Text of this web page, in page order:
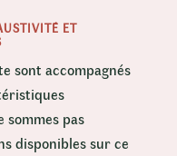
ET
sont accompagnés
sommes pas
disponibles sur ce